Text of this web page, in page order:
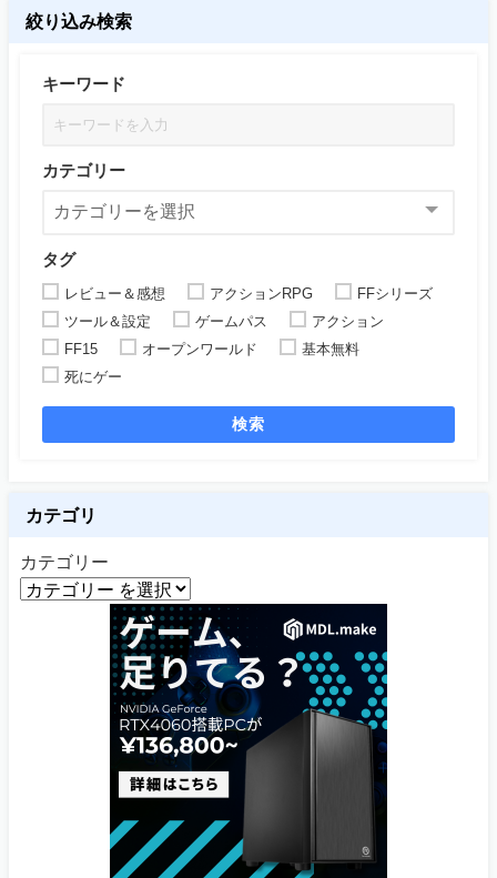
絞り込み検索
キーワード
カテゴリー
タグ
レビュー＆感想 アクションRPG
FFシリーズ
ツール＆設定
ゲームパス
アクション
FF15
オープンワールド
基本無料
死にゲー
検索
カテゴリ
カテゴリー